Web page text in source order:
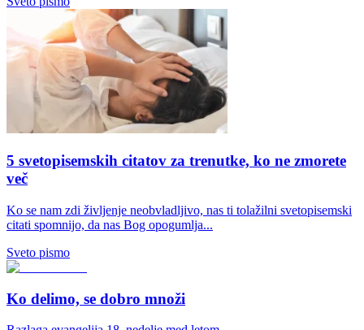
5 svetopisemskih citatov za trenutke, ko ne zmorete
več
Ko se nam zdi življenje neobvladljivo, nas ti tolažilni svetopisemski
citati spomnijo, da nas Bog opogumlja...
Sveto pismo
Ko delimo, se dobro množi